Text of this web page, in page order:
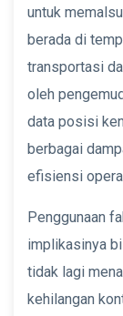
untuk
berada di
transportasi
oleh
data posisi
berbagai
efisiensi
Penggunaan
implikasinya
tidak lagi
kehilangan